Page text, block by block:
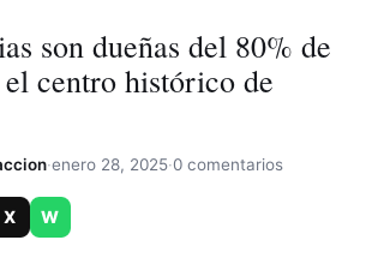
son dueñas del 80% de
centro histórico de
·enero 28, 2025·0 comentarios
X W